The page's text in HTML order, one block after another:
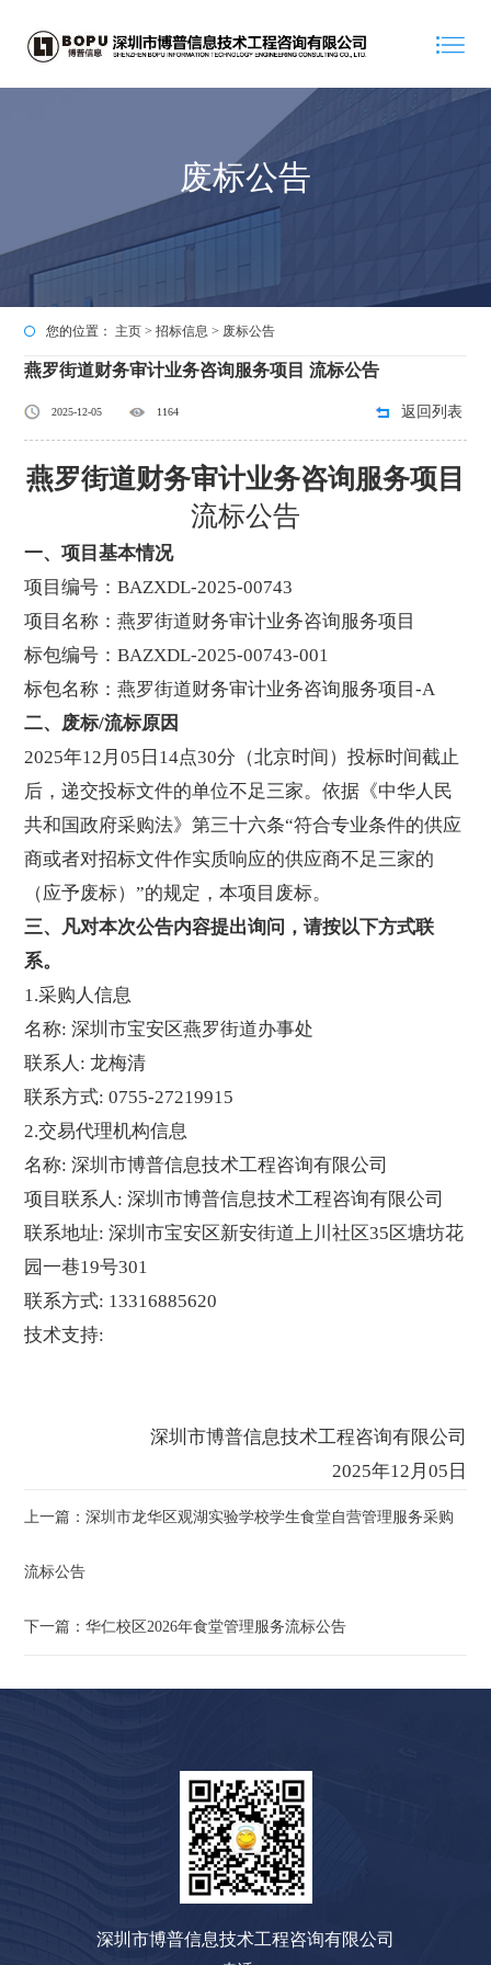
废标公告
您的位置： 主页 >招标信息 > 废标公告
燕罗街道财务审计业务咨询服务项目 流标公告
2025-12-05 1164 返回列表
燕罗街道财务审计业务咨询服务项目
流标公告
一、项目基本情况
项目编号：BAZXDL-2025-00743
项目名称：燕罗街道财务审计业务咨询服务项目
标包编号：BAZXDL-2025-00743-001
标包名称：燕罗街道财务审计业务咨询服务项目-A
二、废标/流标原因
2025年12月05日14点30分（北京时间）投标时间截止
后，递交投标文件的单位不足三家。依据《中华人民
共和国政府采购法》第三十六条“符合专业条件的供应
商或者对招标文件作实质响应的供应商不足三家的
（应予废标）”的规定，本项目废标。
三、凡对本次公告内容提出询问，请按以下方式联
系。
1.采购人信息
名称: 深圳市宝安区燕罗街道办事处
联系人: 龙梅清
联系方式: 0755-27219915
2.交易代理机构信息
名称: 深圳市博普信息技术工程咨询有限公司
项目联系人: 深圳市博普信息技术工程咨询有限公司
联系地址: 深圳市宝安区新安街道上川社区35区塘坊花
园一巷19号301
联系方式: 13316885620
技术支持:
深圳市博普信息技术工程咨询有限公司
2025年12月05日
上一篇：深圳市龙华区观湖实验学校学生食堂自营管理服务采购
流标公告
下一篇：华仁校区2026年食堂管理服务流标公告
深圳市博普信息技术工程咨询有限公司